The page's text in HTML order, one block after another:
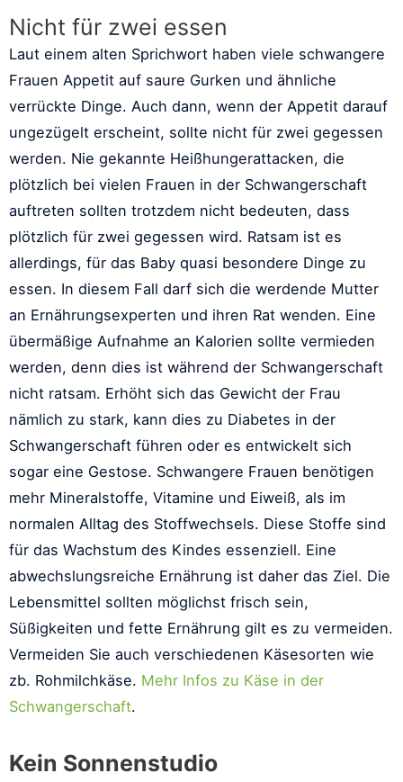
Nicht für zwei essen
Laut einem alten Sprichwort haben viele schwangere
Frauen Appetit auf saure Gurken und ähnliche
verrückte Dinge. Auch dann, wenn der Appetit darauf
ungezügelt erscheint, sollte nicht für zwei gegessen
werden. Nie gekannte Heißhungerattacken, die
plötzlich bei vielen Frauen in der Schwangerschaft
auftreten sollten trotzdem nicht bedeuten, dass
plötzlich für zwei gegessen wird. Ratsam ist es
allerdings, für das Baby quasi besondere Dinge zu
essen. In diesem Fall darf sich die werdende Mutter
an Ernährungsexperten und ihren Rat wenden. Eine
übermäßige Aufnahme an Kalorien sollte vermieden
werden, denn dies ist während der Schwangerschaft
nicht ratsam. Erhöht sich das Gewicht der Frau
nämlich zu stark, kann dies zu Diabetes in der
Schwangerschaft führen oder es entwickelt sich
sogar eine Gestose. Schwangere Frauen benötigen
mehr Mineralstoffe, Vitamine und Eiweiß, als im
normalen Alltag des Stoffwechsels. Diese Stoffe sind
für das Wachstum des Kindes essenziell. Eine
abwechslungsreiche Ernährung ist daher das Ziel. Die
Lebensmittel sollten möglichst frisch sein,
Süßigkeiten und fette Ernährung gilt es zu vermeiden.
Vermeiden Sie auch verschiedenen Käsesorten wie
zb. Rohmilchkäse. Mehr Infos zu Käse in der
Schwangerschaft.
Kein Sonnenstudio